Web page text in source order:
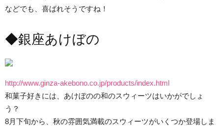
などでも、喜ばれそうですね！
◆銀座あけぼの
http://www.ginza-akebono.co.jp/products/index.html
和菓子好きには、あけぼのの和のスウィーツはいかがでしょ
う？
8月下旬から、秋の雰囲気満載のスウィーツがいくつか登場しま